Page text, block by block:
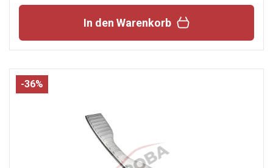
In den Warenkorb
-36%